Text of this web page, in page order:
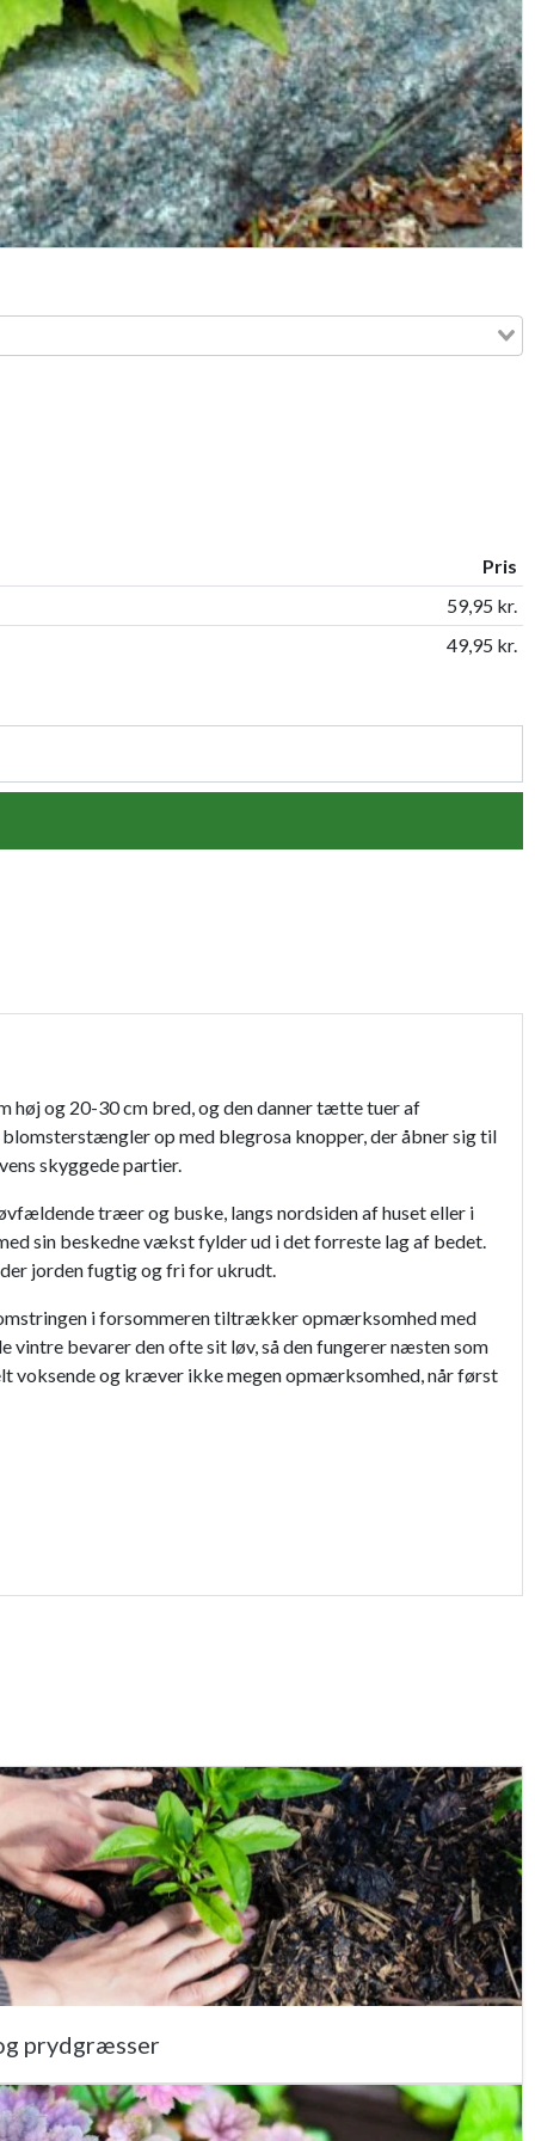
Pris
59,95 kr.
49,95 kr.
høj og 20-30 cm bred, og den danner tætte tuer af
op med blegrosa knopper, der åbner sig til
skyggede partier.
træer og buske, langs nordsiden af huset eller i
sin beskedne vækst fylder ud i det forreste lag af bedet.
jorden fugtig og fri for ukrudt.
i forsommeren tiltrækker opmærksomhed med
bevarer den ofte sit løv, så den fungerer næsten som
voksende og kræver ikke megen opmærksomhed, når først
prydgræsser